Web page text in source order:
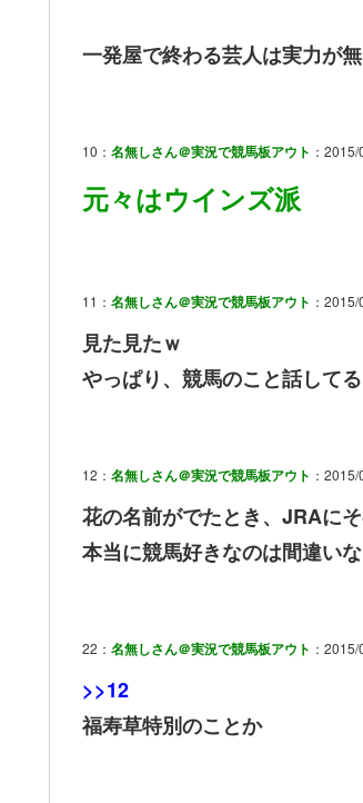
一発屋で終わる芸人は実力が
10： 名無しさん＠実況で競馬板アウト ：
元々はウインズ派
11： 名無しさん＠実況で競馬板アウト ：
見た見たｗ
やっぱり、競馬のこと話して
12： 名無しさん＠実況で競馬板アウト ：
花の名前がでたとき、JRAに
本当に競馬好きなのは間違いな
22： 名無しさん＠実況で競馬板アウト ：
>>12
福寿草特別のことか